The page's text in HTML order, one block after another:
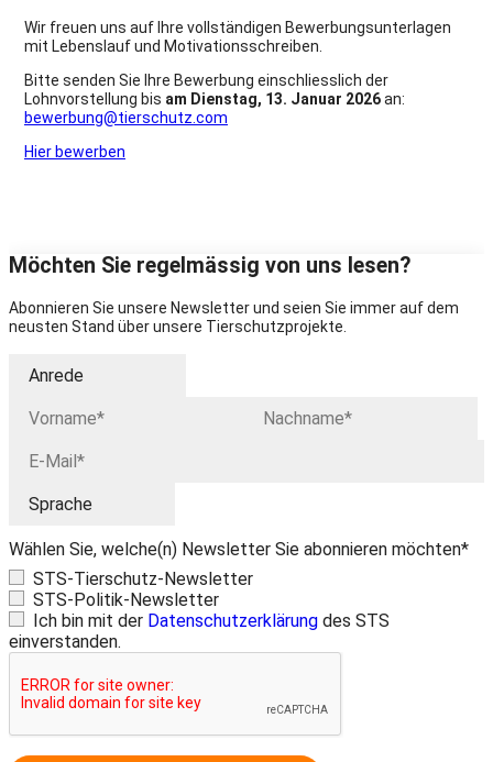
Wir freuen uns auf Ihre vollständigen Bewerbungsunterlagen
mit Lebenslauf und Motivationsschreiben.
Bitte senden Sie Ihre Bewerbung einschliesslich der
Lohnvorstellung bis am Dienstag, 13. Januar 2026an:
bewerbung@tierschutz.com
Hier bewerben
Möchten Sie regelmässig von uns lesen?
Abonnieren Sie unsere Newsletter und seien Sie immer auf dem
neusten Stand über unsere Tierschutzprojekte.
Wählen Sie, welche(n) Newsletter Sie abonnieren möchten*
STS-Tierschutz-Newsletter
STS-Politik-Newsletter
Ich bin mit der Datenschutzerklärung des STS
einverstanden.